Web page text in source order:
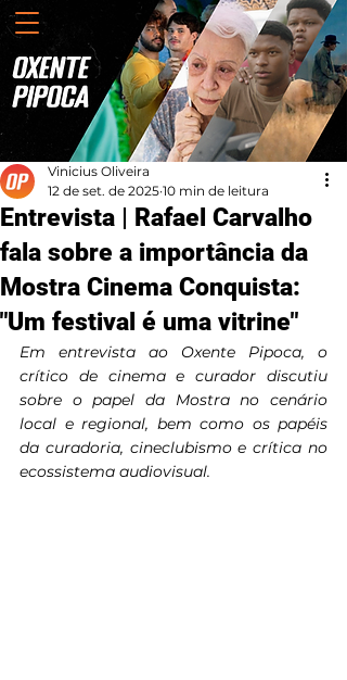
Entrevista | Rafael Carvalho
fala sobre a importância da
Mostra Cinema Conquista:
"Um festival é uma vitrine"
Vinicius Oliveira
12 de set. de 2025 10 min de leitura
Em entrevista ao Oxente Pipoca, o
crítico de cinema e curador discutiu
sobre o papel da Mostra no cenário
local e regional, bem como os papéis
da curadoria, cineclubismo e crítica no
ecossistema audiovisual.